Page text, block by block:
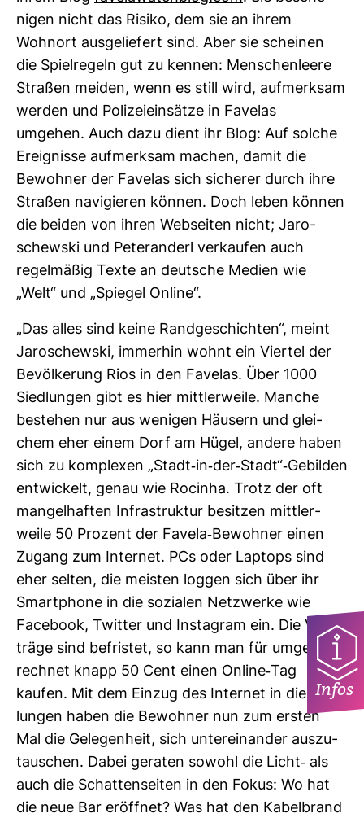
nigen nicht das Risiko, dem sie an ihrem
Wohnort aus­ge­lie­fert sind. Aber sie scheinen
die Spiel­re­geln gut zu kennen: Men­schen­leere
Straßen meiden, wenn es still wird, auf­merksam
werden und Poli­zei­ein­sätze in Favelas
umgehen. Auch dazu dient ihr Blog: Auf solche
Ereig­nisse auf­merksam machen, damit die
Bewohner der Favelas sich sicherer durch ihre
Straßen navi­gieren können. Doch leben können
die beiden von ihren Web­seiten nicht; Jaro­
schewski und Peter­an­derl ver­kaufen auch
regel­mäßig Texte an deut­sche Medien wie
„Welt“ und „Spiegel Online“.
„Das alles sind keine Rand­ge­schichten“, meint
Jaro­schewski, immerhin wohnt ein Viertel der
Bevöl­ke­rung Rios in den Favelas. Über 1000
Sied­lungen gibt es hier mitt­ler­weile. Manche
bestehen nur aus wenigen Häu­sern und glei­
chem eher einem Dorf am Hügel, andere haben
sich zu kom­plexen „Stadt-​in-​der-​Stadt“-​Gebilden
ent­wi­ckelt, genau wie Rocinha. Trotz der oft
man­gel­haften Infra­struktur besitzen mitt­ler­
weile 50 Pro­zent der Favela-​Bewohner einen
Zugang zum Internet. PCs oder Lap­tops sind
eher selten, die meisten loggen sich über ihr
Smart­phone in die sozialen Netz­werke wie
Face­book, Twitter und Insta­gram ein. Die Ver­
träge sind befristet, so kann man für umge­
rechnet knapp 50 Cent einen Online-​Tag
kaufen. Mit dem Einzug des Internet in die Sied­
lungen haben die Bewohner nun zum ersten
Mal die Gele­gen­heit, sich unter­ein­ander aus­zu­
tau­schen. Dabei geraten sowohl die Licht-​ als
auch die Schat­ten­seiten in den Fokus: Wo hat
die neue Bar eröffnet? Was hat den Kabel­brand
Infos